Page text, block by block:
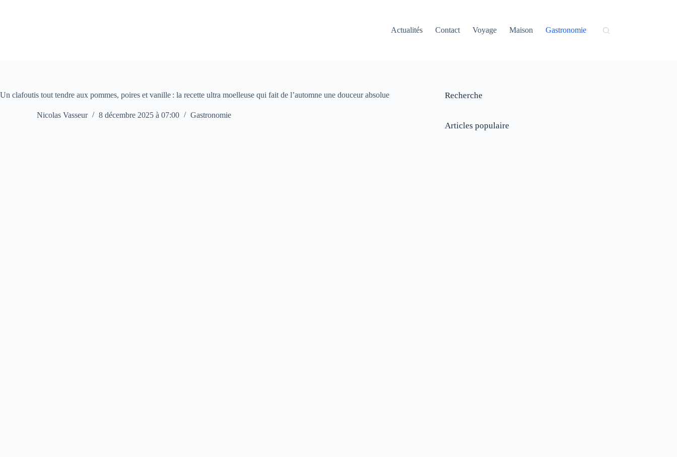
Actualités
Contact Voyage Maison Gastronomie
Un clafoutis tout tendre aux pommes, poires et vanille : la recette ultra moelleuse qui fait de l’automne une douceur absolue
Nicolas Vasseur 8 décembre 2025 à 07:00 Gastronomie
Recherche
Articles populaire